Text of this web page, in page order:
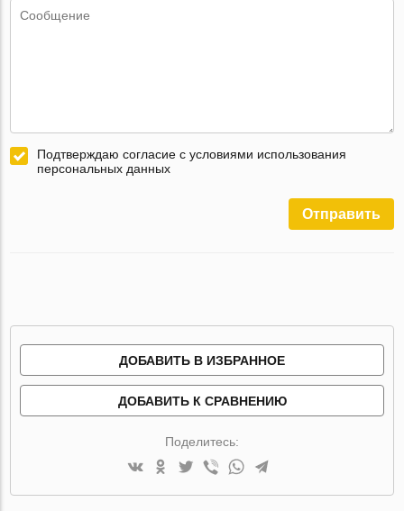
Подтверждаю согласие с условиями использования
персональных данных
Отправить
ДОБАВИТЬ В ИЗБРАННОЕ
ДОБАВИТЬ К СРАВНЕНИЮ
Поделитесь: